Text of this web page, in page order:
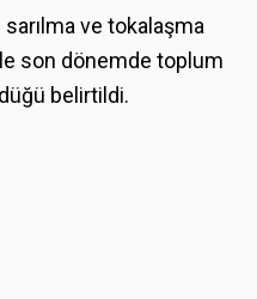
ve tokalaşma
son dönemde toplum
belirtildi.